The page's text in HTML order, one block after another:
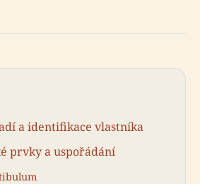
a identifikace vlastníka
prvky a uspořádání